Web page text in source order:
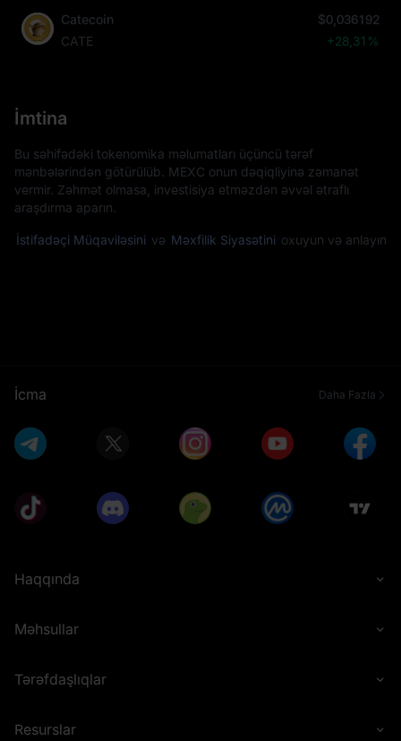
Catecoin
CATE
$0,036192
+28,31%
İmtina
Bu səhifədəki tokenomika məlumatları üçüncü tərəf
mənbələrindən götürülüb. MEXC onun dəqiqliyinə zəmanət
vermir. Zəhmət olmasa, investisiya etməzdən əvvəl ətraflı
araşdırma aparın.
İstifadəçi Müqaviləsini və Məxfilik Siyasətini oxuyun və anlayın
İcma Daha Fazla
Haqqında
Məhsullar
Tərəfdaşlıqlar
Resurslar